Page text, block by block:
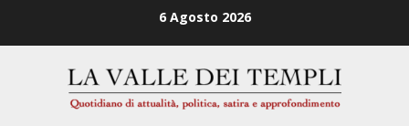
6 Agosto 2026